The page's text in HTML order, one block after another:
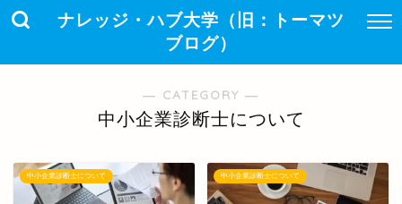
ナレッジ・ハブ大学（旧：トーマツ
ブログ）
― CATEGORY ―
中小企業診断士について
中小企業診断士について 中小企業診断士について